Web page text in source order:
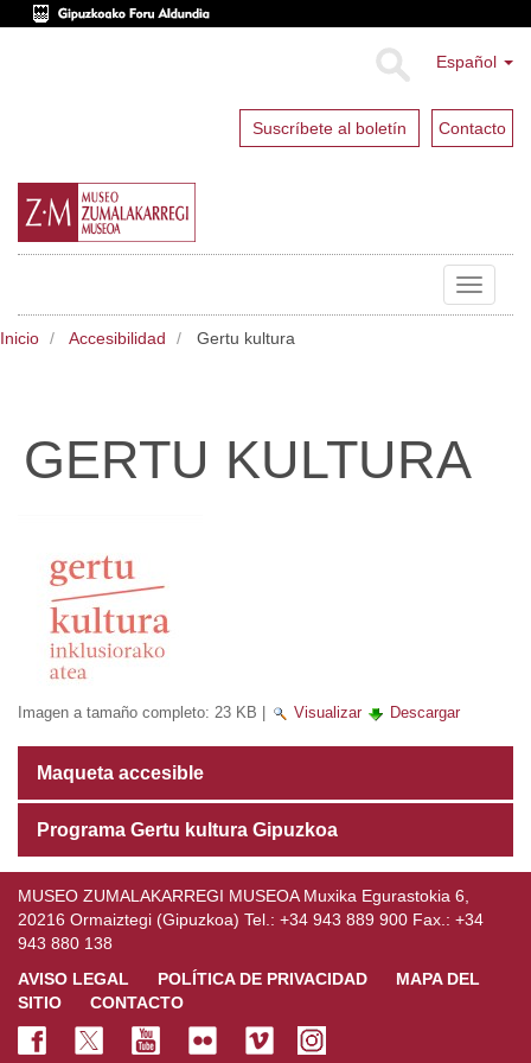
Español
Suscríbete al boletín Contacto
Toggle
Inicio Accesibilidad Gertu kultura
GERTU KULTURA
Imagen a tamaño completo: 23 KB Visualizar Descargar
Maqueta accesible
Programa Gertu kultura Gipuzkoa
MUSEO ZUMALAKARREGI MUSEOA Muxika Egurastokia 6,
20216 Ormaiztegi (Gipuzkoa) Tel.: +34 943 889 900 Fax.: +34
943 880 138
AVISO LEGAL
POLÍTICA DE PRIVACIDAD
MAPA DEL
SITIO
CONTACTO